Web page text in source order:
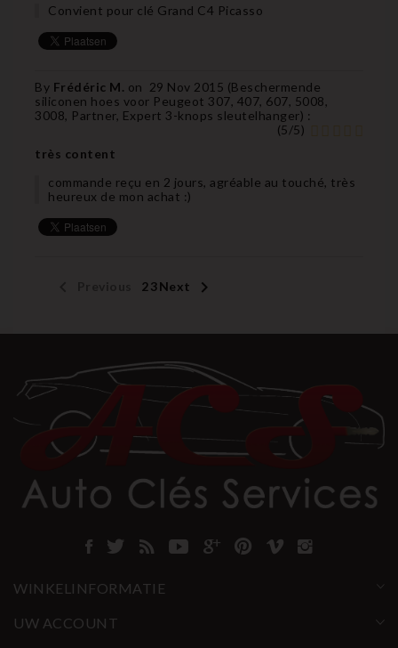
Convient pour clé Grand C4 Picasso
By Frédéric M. on 29 Nov 2015 (Beschermende
siliconen hoes voor Peugeot 307, 407, 607, 5008,
3008, Partner, Expert 3-knops sleutelhanger) :
(5/5)
très content
commande reçu en 2 jours, agréable au touché, très
heureux de mon achat :)
23Next 
WINKELINFORMATIE
UW ACCOUNT